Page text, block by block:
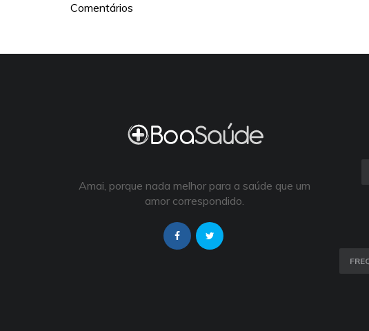
Comentários
Amai, porque nada melhor para a saúde que um
amor correspondido.